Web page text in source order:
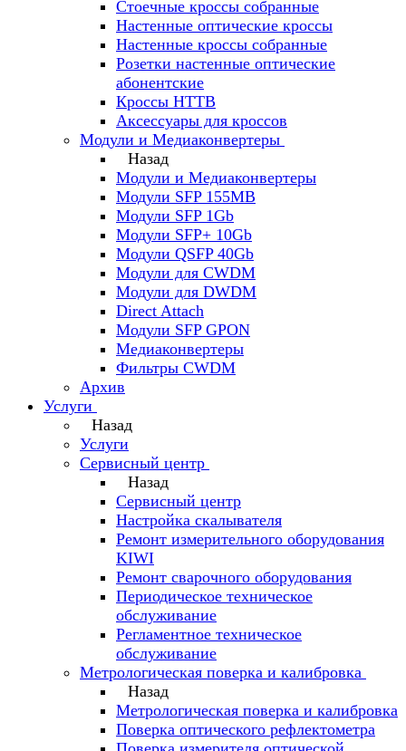
Стоечные кроссы собранные
Настенные оптические кроссы
Настенные кроссы собранные
Розетки настенные оптические
абонентские
Кроссы HTTB
Аксессуары для кроссов
Модули и Медиаконвертеры
Назад
Модули и Медиаконвертеры
Модули SFP 155MB
Модули SFP 1Gb
Модули SFP+ 10Gb
Модули QSFP 40Gb
Модули для CWDM
Модули для DWDM
Direct Attach
Модули SFP GPON
Медиаконвертеры
Фильтры CWDM
Архив
Услуги
Назад
Услуги
Сервисный центр
Назад
Сервисный центр
Настройка скалывателя
Ремонт измерительного оборудования
KIWI
Ремонт сварочного оборудования
Периодическое техническое
обслуживание
Регламентное техническое
обслуживание
Метрологическая поверка и калибровка
Назад
Метрологическая поверка и калибровка
Поверка оптического рефлектометра